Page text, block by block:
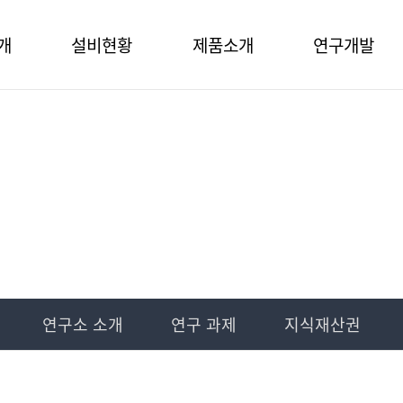
설비현황 제품소개 연구개발
연구소 소개 연구 과제 지식재산권